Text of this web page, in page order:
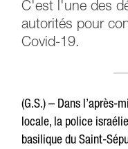
C'est l'une des
autorités pour
Covid-19.
(G.S.) – Dans l’après-
locale, la police
basilique du Saint-